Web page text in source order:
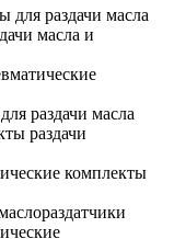
для раздачи масла
масла и
раздачи масла
раздачи
комплекты